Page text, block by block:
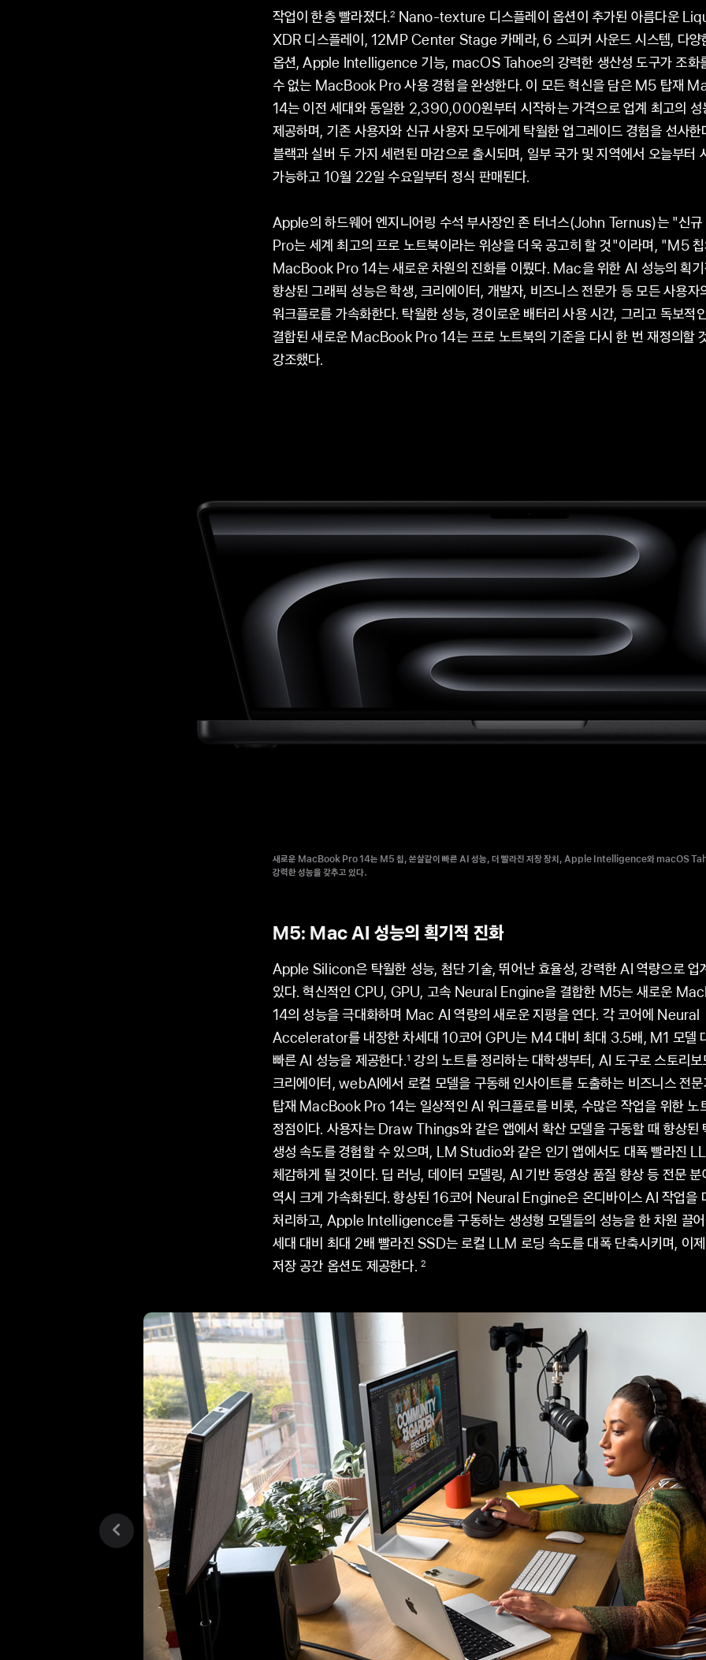
작업이 한층 빨라졌다.2 Nano-texture 디스플레이 옵션이 추가된 아름다운
XDR 디스플레이, 12MP Center Stage 카메라, 6 스피커 사운드 시스템, 다양
옵션, Apple Intelligence 기능, macOS Tahoe의 강력한 생산성 도구가 조화
수 없는 MacBook Pro 사용 경험을 완성한다. 이 모든 혁신을 담은 M5 탑재
14는 이전 세대와 동일한 2,390,000원부터 시작하는 가격으로 업계 최고의 성
제공하며, 기존 사용자와 신규 사용자 모두에게 탁월한 업그레이드 경험을 선사
블랙과 실버 두 가지 세련된 마감으로 출시되며, 일부 국가 및 지역에서 오늘부터
가능하고 10월 22일 수요일부터 정식 판매된다.
Apple의 하드웨어 엔지니어링 수석 부사장인 존 터너스(John Ternus)는 "신
Pro는 세계 최고의 프로 노트북이라는 위상을 더욱 공고히 할 것"이라며, "M5
MacBook Pro 14는 새로운 차원의 진화를 이뤘다. Mac을 위한 AI 성능의 획기
향상된 그래픽 성능은 학생, 크리에이터, 개발자, 비즈니스 전문가 등 모든 사용자
워크플로를 가속화한다. 탁월한 성능, 경이로운 배터리 사용 시간, 그리고 독보적
결합된 새로운 MacBook Pro 14는 프로 노트북의 기준을 다시 한 번 재정의할
강조했다.
새로운 MacBook Pro 14는 M5 칩, 쏜살같이 빠른 AI 성능, 더 빨라진 저장 장치, Apple Intelligence와 macOS
강력한 성능을 갖추고 있다.
M5: Mac AI 성능의 획기적 진화
Apple Silicon은 탁월한 성능, 첨단 기술, 뛰어난 효율성, 강력한 AI 역량으로 업
있다. 혁신적인 CPU, GPU, 고속 Neural Engine을 결합한 M5는 새로운
14의 성능을 극대화하며 Mac AI 역량의 새로운 지평을 연다. 각 코어에 Neural
Accelerator를 내장한 차세대 10코어 GPU는 M4 대비 최대 3.5배, M1 모델
빠른 AI 성능을 제공한다.1 강의 노트를 정리하는 대학생부터, AI 도구로 스토리
크리에이터, webAI에서 로컬 모델을 구동해 인사이트를 도출하는 비즈니스 전
탑재 MacBook Pro 14는 일상적인 AI 워크플로를 비롯, 수많은 작업을 위한 노
정점이다. 사용자는 Draw Things와 같은 앱에서 확산 모델을 구동할 때 향상된
생성 속도를 경험할 수 있으며, LM Studio와 같은 인기 앱에서도 대폭 빨라진
체감하게 될 것이다. 딥 러닝, 데이터 모델링, AI 기반 동영상 품질 향상 등 전문
역시 크게 가속화된다. 향상된 16코어 Neural Engine은 온디바이스 AI 작업을
처리하고, Apple Intelligence를 구동하는 생성형 모델들의 성능을 한 차원 끌
세대 대비 최대 2배 빨라진 SSD는 로컬 LLM 로딩 속도를 대폭 단축시키며, 이
저장 공간 옵션도 제공한다.2
previous